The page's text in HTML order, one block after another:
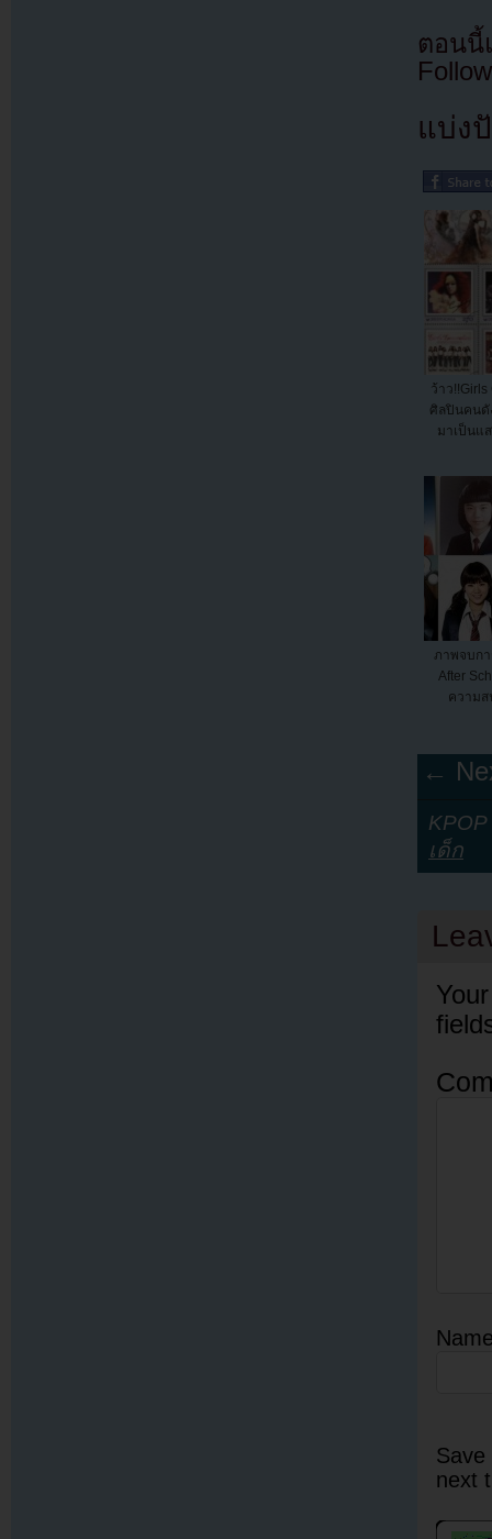
ตอนนี้
แบ่ง
ว้าว
ศิลปินคนดั
มาเป็นแ
ภาพจบก
After
ความส
←
เด็ก
next